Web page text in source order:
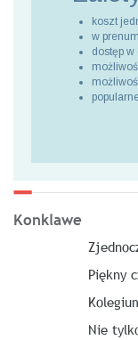
koszt
w
dostęp
Konklawe
Piękny
Nie